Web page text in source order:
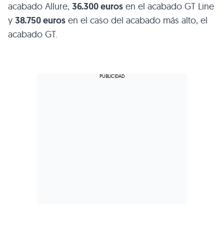
acabado Allure, 36.300 euros en el acabado GT Line
y 38.750 euros en el caso del acabado más alto, el
acabado GT.